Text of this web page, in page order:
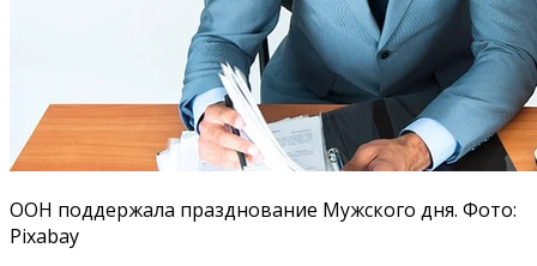
ООН поддержала празднование Мужского дня. Фото:
Pixabay